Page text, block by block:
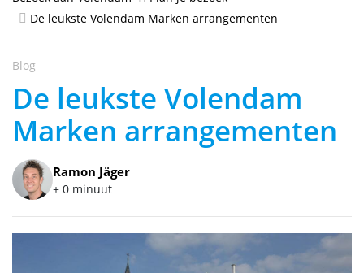
De leukste Volendam Marken arrangementen
Blog
De leukste Volendam
Marken arrangementen
Ramon Jäger
± 0 minuut